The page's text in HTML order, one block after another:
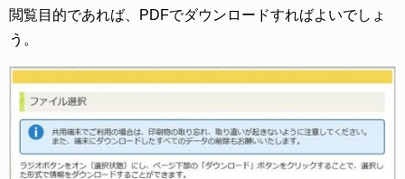
閲覧目的であれば、PDFでダウンロードすればよいでしょ
う。